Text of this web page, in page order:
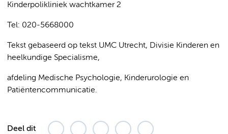
Kinderpolikliniek wachtkamer 2
Tel: 020-5668000
Tekst gebaseerd op tekst UMC Utrecht, Divisie Kinderen en
heelkundige Specialisme,
afdeling Medische Psychologie, Kinderurologie en
Patiëntencommunicatie.
Deel dit